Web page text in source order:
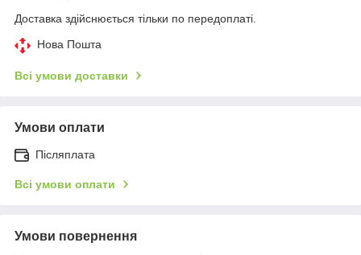
Доставка здійснюється тільки по передоплаті.
Нова Пошта
Всі умови доставки
Умови оплати
Післяплата
Всі умови оплати
Умови повернення